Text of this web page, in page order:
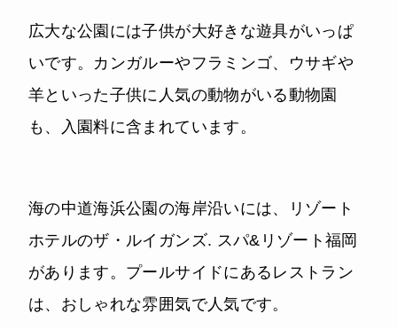
広大な公園には子供が大好きな遊具がいっぱ
いです。カンガルーやフラミンゴ、ウサギや
羊といった子供に人気の動物がいる動物園
も、入園料に含まれています。
海の中道海浜公園の海岸沿いには、リゾート
ホテルのザ・ルイガンズ. スパ&リゾート福岡
があります。プールサイドにあるレストラン
は、おしゃれな雰囲気で人気です。